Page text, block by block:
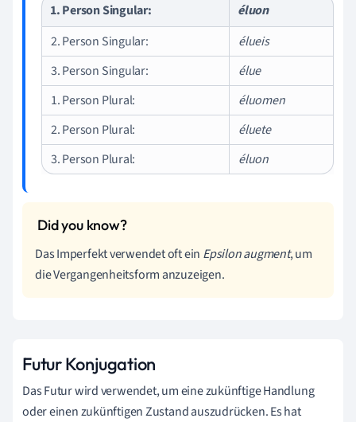
1. Person Singular:
éluon
2. Person Singular:
élueis
3. Person Singular:
élue
1. Person Plural:
éluomen
2. Person Plural:
éluete
3. Person Plural:
éluon
Das Imperfekt verwendet oft ein Epsilon augment, um
die Vergangenheitsform anzuzeigen.
Futur Konjugation
Das Futur wird verwendet, um eine zukünftige Handlung
oder einen zukünftigen Zustand auszudrücken. Es hat